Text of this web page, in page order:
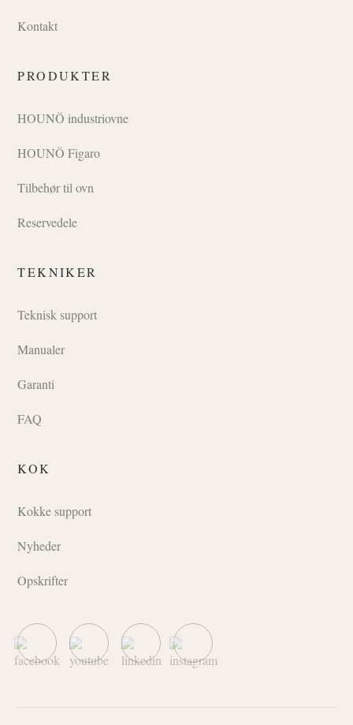
Kontakt
PRODUKTER
HOUNÖ industriovne
HOUNÖ Figaro
Tilbehør til ovn
Reservedele
TEKNIKER
Teknisk support
Manualer
Garanti
FAQ
KOK
Kokke support
Nyheder
Opskrifter